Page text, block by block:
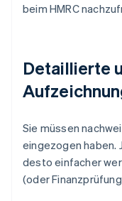
beim HMRC
Detaillierte
Sie müssen
eingezogen haben.
desto einfacher
(oder